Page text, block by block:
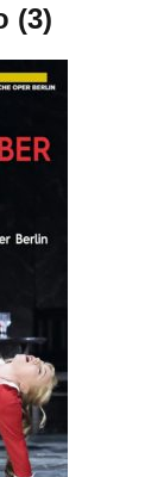
(3)